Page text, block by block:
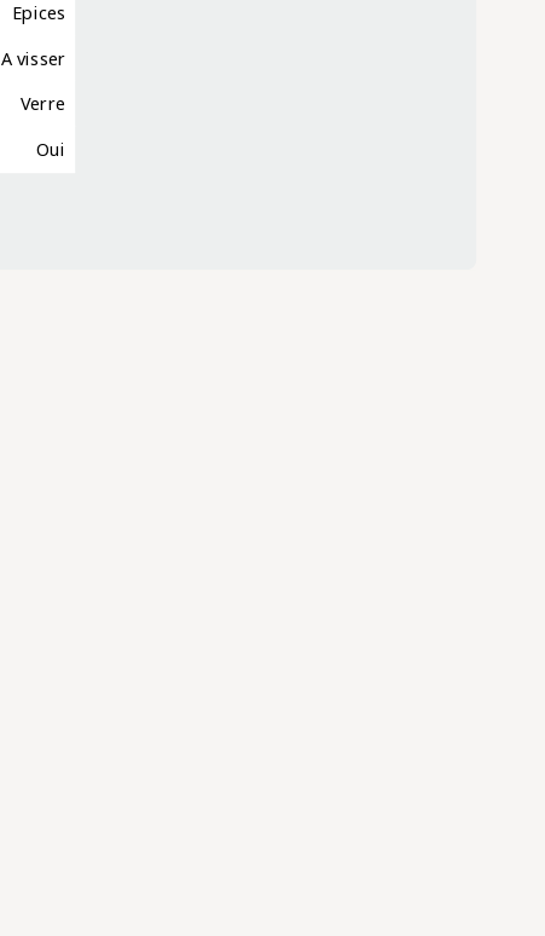
Epices
A visser
Verre
Oui